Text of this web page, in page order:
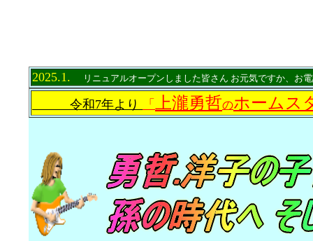
2025.1. リニュアルオープンしました皆さん お元気ですか、お
令和7年より 「 上瀧勇哲のホームス